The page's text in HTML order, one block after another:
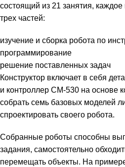
состоящий из 21 занятия, каждое
трех частей:
изучение и сборка робота по
программирование
решение поставленных задач
Конструктор включает в себя
и контроллер CM-530 на основе
собрать семь базовых моделей
спроектировать своего робота.
Собранные роботы способны
задания, самостоятельно
перемещать объекты. На